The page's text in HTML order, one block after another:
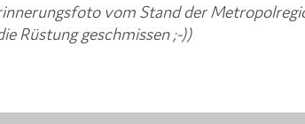
vom Stand der
Rüstung geschmissen ;-))